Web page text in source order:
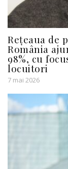
Rețeaua de
România
98%, cu
locuitori
7 mai 2026